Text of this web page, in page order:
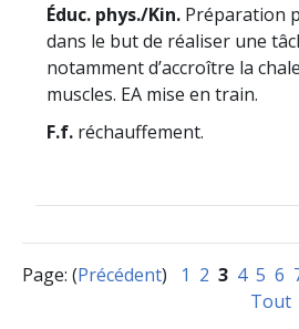
Éduc. phys./Kin. Préparation
dans le but de réaliser une
notamment d’accroître la
muscles. EA mise en train.
F.f. réchauffement.
Page: (Précédent) 1 2 3 4 5 6
Tout